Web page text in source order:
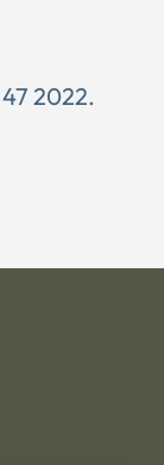
2022.